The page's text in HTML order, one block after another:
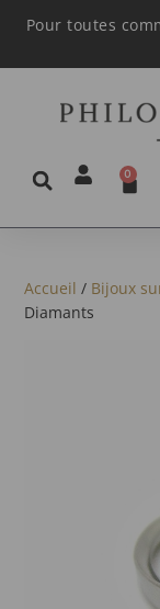
Pour toutes
0
Accueil / Bijoux
Diamants